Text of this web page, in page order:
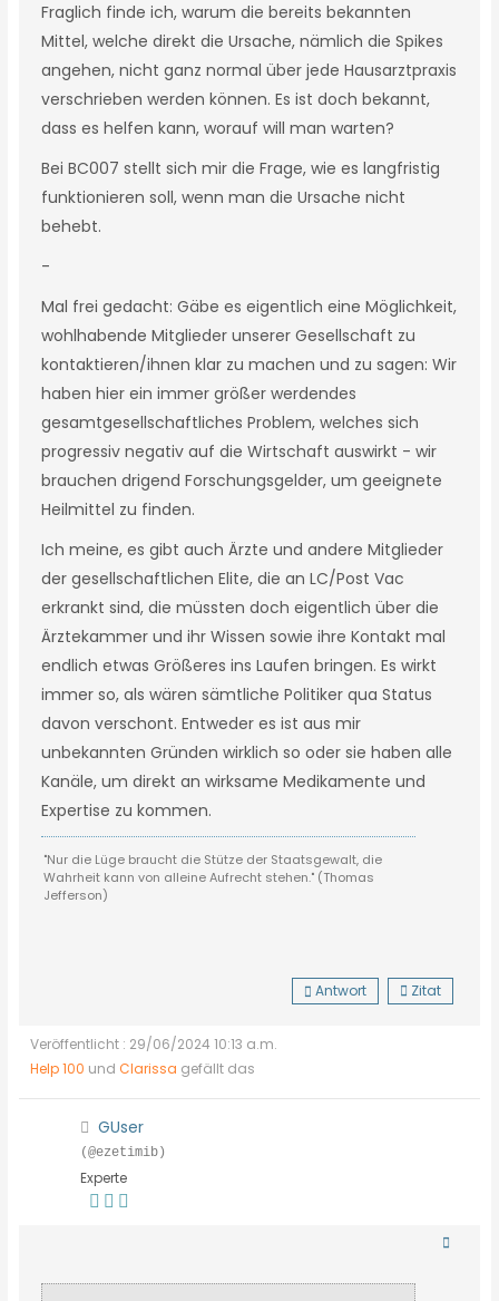
Fraglich finde ich, warum die bereits bekannten
Mittel, welche direkt die Ursache, nämlich die Spikes
angehen, nicht ganz normal über jede Hausarztpraxis
verschrieben werden können. Es ist doch bekannt,
dass es helfen kann, worauf will man warten?
Bei BC007 stellt sich mir die Frage, wie es langfristig
funktionieren soll, wenn man die Ursache nicht
behebt.
-
Mal frei gedacht: Gäbe es eigentlich eine Möglichkeit,
wohlhabende Mitglieder unserer Gesellschaft zu
kontaktieren/ihnen klar zu machen und zu sagen: Wir
haben hier ein immer größer werdendes
gesamtgesellschaftliches Problem, welches sich
progressiv negativ auf die Wirtschaft auswirkt - wir
brauchen drigend Forschungsgelder, um geeignete
Heilmittel zu finden.
Ich meine, es gibt auch Ärzte und andere Mitglieder
der gesellschaftlichen Elite, die an LC/Post Vac
erkrankt sind, die müssten doch eigentlich über die
Ärztekammer und ihr Wissen sowie ihre Kontakt mal
endlich etwas Größeres ins Laufen bringen. Es wirkt
immer so, als wären sämtliche Politiker qua Status
davon verschont. Entweder es ist aus mir
unbekannten Gründen wirklich so oder sie haben alle
Kanäle, um direkt an wirksame Medikamente und
Expertise zu kommen.
"Nur die Lüge braucht die Stütze der Staatsgewalt, die
Wahrheit kann von alleine Aufrecht stehen." (Thomas
Jefferson)
Antwort Zitat
Veröffentlicht : 29/06/2024 10:13 a.m.
Help 100 undClarissa gefällt das
GUser
(@ezetimib)
Experte